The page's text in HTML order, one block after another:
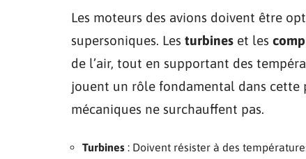
Les moteurs des avions doivent être
supersoniques. Les turbines et les
de l’air, tout en supportant des
jouent un rôle fondamental dans cette
mécaniques ne surchauffent pas.
Turbines : Doivent résister à des